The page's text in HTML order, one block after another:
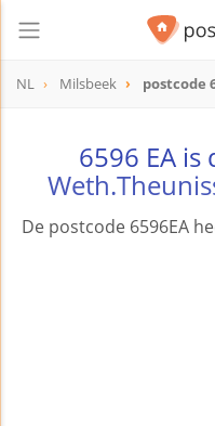
NL Milsbeek postcode
6596 EA is
De postcode 6596EA